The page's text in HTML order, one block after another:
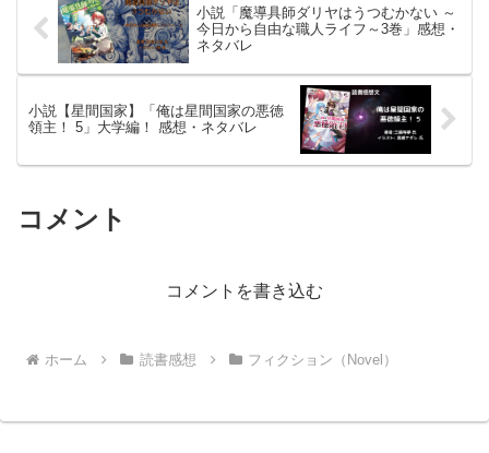
小説「魔導具師ダリヤはうつむかない ～
今日から自由な職人ライフ～3巻」感想・
ネタバレ
小説【星間国家】「俺は星間国家の悪徳
領主！ 5」大学編！ 感想・ネタバレ
コメント
コメントを書き込む
ホーム 読書感想 フィクション（Novel）